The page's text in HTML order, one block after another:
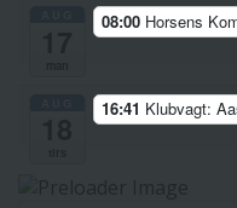
08:00 Horsens
16:41 Klubvagt: